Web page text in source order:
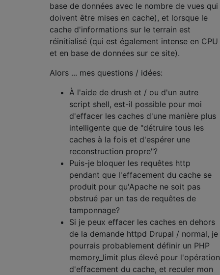
base de données avec le nombre de vues qui
doivent être mises en cache), et lorsque le
cache d'informations sur le terrain est
réinitialisé (qui est également intense en CPU
et en base de données sur ce site).
Alors ... mes questions / idées:
À l'aide de drush et / ou d'un autre
script shell, est-il possible pour moi
d'effacer les caches d'une manière plus
intelligente que de "détruire tous les
caches à la fois et d'espérer une
reconstruction propre"?
Puis-je bloquer les requêtes http
pendant que l'effacement du cache se
produit pour qu'Apache ne soit pas
obstrué par un tas de requêtes de
tamponnage?
Si je peux effacer les caches en dehors
de la demande httpd Drupal / normal, je
pourrais probablement définir un PHP
memory_limit plus élevé pour l'opération
d'effacement du cache, et reculer mon